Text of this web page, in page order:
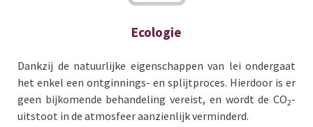
Ecologie
Dankzij de natuurlijke eigenschappen van lei ondergaat
het enkel een ontginnings- en splijtproces. Hierdoor is er
geen bijkomende behandeling vereist, en wordt de CO2-
uitstoot in de atmosfeer aanzienlijk verminderd.